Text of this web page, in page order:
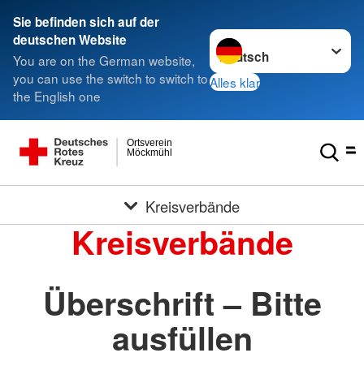
Sie befinden sich auf der
deutschen Website
You are on the German website,
you can use the switch to switch to
the English one
Sprache wechseln zu
Alles klar
Möckmühl
Ortsverein
Kreisverbände
Kreisverbände
Überschrift – Bitte
ausfüllen